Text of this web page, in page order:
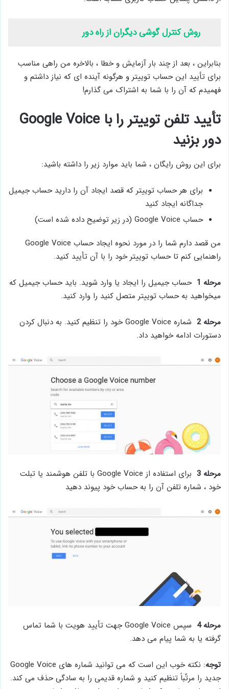
روش کنترل گوشی دیگران از راه دور
بنابراین ، بعد از چند بار آزمایش و خطا ، بالاخره من راهی مناسب
برای تأیید این حساب توییتر و هرگونه آینده ای که نیاز داشتم و
فهمیدم که آن را با شما به اشتراک می گذارم!
تأیید تلفن توییتر را با Google Voice
دور بزنید
برای این روش رایگان ، شما باید موارد زیر را داشته باشید:
برای هر حساب توییتر که قصد ایجاد آن را دارید حساب جیمیل
جداگانه ایجاد کنید
حساب Google Voice (در زیر توضیح داده شده است)
من قصد دارم شما را در مورد نحوه ایجاد حساب Google Voice
راهنمایی کنم تا حساب توییتر خود را با آن تأیید کنید.
مرحله 1
حساب جیمیل را ایجاد یا وارد شوید. باید حساب جیمیل که
میخواهید به حساب توییتر متصل کنید را وارد کنید.
مرحله 2
شماره Google Voice خود را تنظیم کنید. به دنبال کردن
دستورات ادامه خواهید داد.
مرحله 3
برای استفاده از Google Voice با تلفن هوشمند یا تبلت
خود ، شماره تلفن آن را به حساب خود پیوند دهید
مرحله 4
سپس Google Voice جهت تأیید هویت با شما تماس
گرفته یا به شما پیام می دهد.
توجه
: نکته خوب این است که می توانید شماره های Google Voice
جدید را مرتّباً تنظیم کنید و شماره قدیمی را به سادگی حذف می کند.